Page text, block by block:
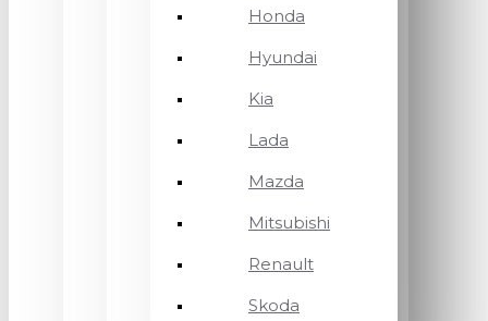
Honda
Hyundai
Kia
Lada
Mazda
Mitsubishi
Renault
Skoda